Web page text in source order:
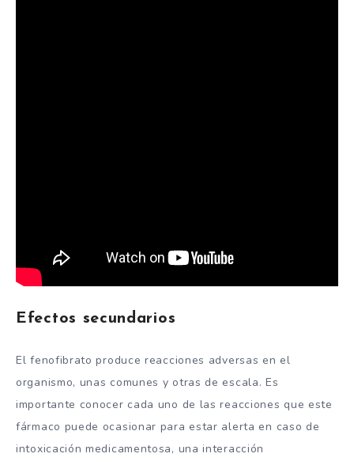
Efectos secundarios
El fenofibrato produce reacciones adversas en el
organismo, unas comunes y otras de escala. Es
importante conocer cada uno de las reacciones que este
fármaco puede ocasionar para estar alerta en caso de
intoxicación medicamentosa, una interacción